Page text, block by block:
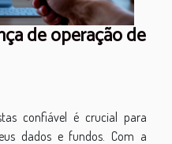
de operação de
confiável é crucial para
dados e fundos. Com a